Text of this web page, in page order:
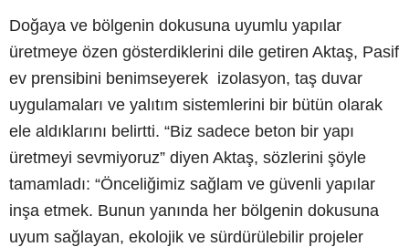
Doğaya ve bölgenin dokusuna uyumlu yapılar
üretmeye özen gösterdiklerini dile getiren Aktaş, Pasif
ev prensibini benimseyerek izolasyon, taş duvar
uygulamaları ve yalıtım sistemlerini bir bütün olarak
ele aldıklarını belirtti. “Biz sadece beton bir yapı
üretmeyi sevmiyoruz” diyen Aktaş, sözlerini şöyle
tamamladı: “Önceliğimiz sağlam ve güvenli yapılar
inşa etmek. Bunun yanında her bölgenin dokusuna
uyum sağlayan, ekolojik ve sürdürülebilir projeler